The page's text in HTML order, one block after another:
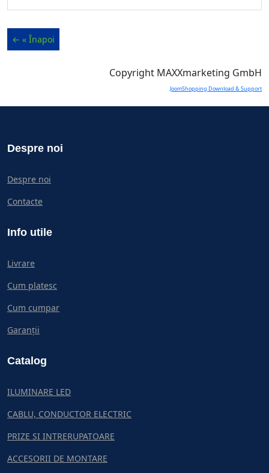
Copyright MAXXmarketing GmbH
JoomShopping Download & Support
Despre noi
Despre noi
Contacte
Info utile
Livrare
Cum platesc
Cum cumpar
Garanții
Catalog
ILUMINARE LED
CABLU, CONDUCTOR ELECTRIC
PRIZE SI INTRERUPATOARE
ACCESORII DE MONTARE